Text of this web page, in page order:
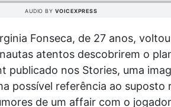
AUDIO BY VOICEXPRESS
Fonseca, de 27 anos,
atentos descobrirem o
publicado nos Stories, uma
possível referência ao suposto
de um affair com o